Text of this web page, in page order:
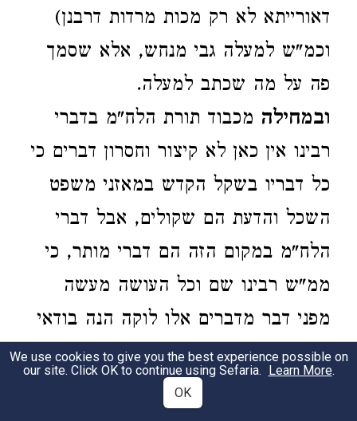
דאורייתא לא רק מכות מרדות דרבנן)
וכמ"ש למעלה גבי מנחש, אלא שסמך
פה על מה שכתב למעלה.
ובמחילה מכבוד תורת הלח"מ בדברי
רבינו אין כאן לא קיצור וחסרון דברים כי
כל דבריו בשקל הקדש במאזני משפט
השכל והדעת הם שקולים, אבל דברי
הלח"מ במקום הזה הם דברי מותר, כי
ממ"ש רבינו שם וכל העושה מעשה
מפני דבר מדברים אלו לוקה הנה בודאי
לא קשיא ולא מידי דהתם הא לא מיירי
רבינו כלל בשואל להמנחש אלא התם
We use cookies to give you the best experience possible on
our site. Click OK to continue using Sefaria. Learn More.
OK